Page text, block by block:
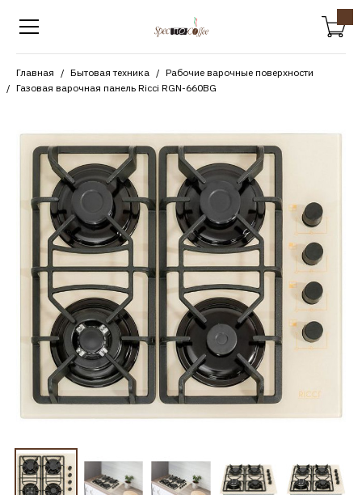
Главная Бытовая техника
Рабочие варочные поверхности
Газовая варочная панель Ricci RGN-660BG